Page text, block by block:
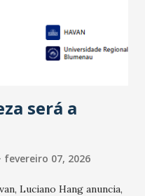
o percentual de
em 19%, pouco abaixo
1% não existiam em
faturamento também
44% dos n...
será a
fevereiro 07, 2026
Luciano Hang anuncia,